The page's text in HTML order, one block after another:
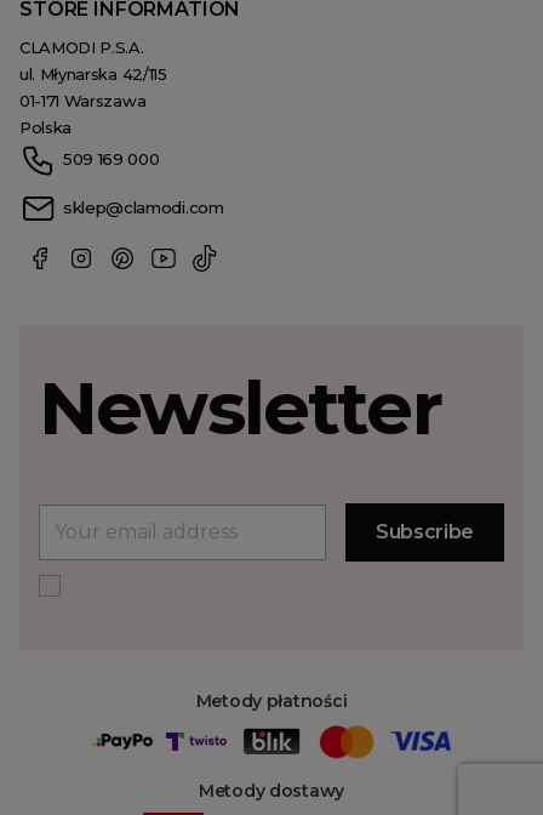
STORE INFORMATION
CLAMODI P.S.A.
ul. Młynarska 42/115
01-171 Warszawa
Polska
509 169 000
sklep@clamodi.com
Metody płatności
Metody dostawy
Newsletter